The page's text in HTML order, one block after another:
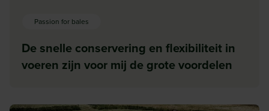
Passion for bales
De snelle conservering en flexibiliteit in
voeren zijn voor mij de grote voordelen